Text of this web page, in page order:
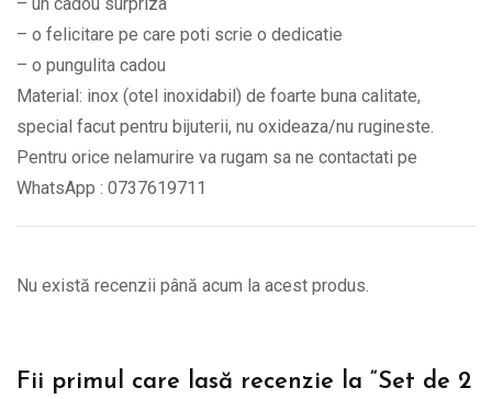
– o felicitare pe care poti scrie o dedicatie
– o pungulita cadou
Material: inox (otel inoxidabil) de foarte buna calitate,
special facut pentru bijuterii, nu oxideaza/nu rugineste.
Pentru orice nelamurire va rugam sa ne contactati pe
WhatsApp : 0737619711
Nu există recenzii până acum la acest produs.
Fii primul care lasă recenzie la “Set de 2